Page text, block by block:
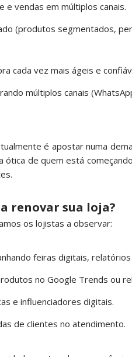
e vendas em múltiplos canais.
(produtos segmentados,
cada vez mais ágeis e
múltiplos canais
é apostar numa
de quem está
.
renovar sua loja?
os lojistas a observar:
feiras digitais,
no Google Trends ou
e influenciadores digitais.
de clientes no atendimento.